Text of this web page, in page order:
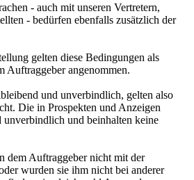
- auch mit unseren Vertretern,
- bedürfen ebenfalls zusätzlich der
gelten diese Bedingungen als
Auftraggeber angenommen.
und unverbindlich, gelten also
Die in Prospekten und Anzeigen
unverbindlich und beinhalten keine
dem Auftraggeber nicht mit der
wurden sie ihm nicht bei anderer